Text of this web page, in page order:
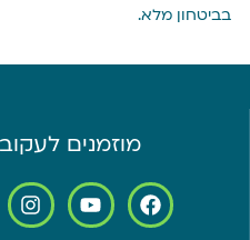
בביטחון מלא.
מוזמנים